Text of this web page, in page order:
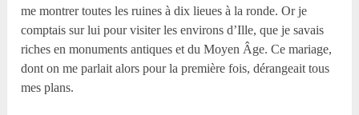
me montrer toutes les ruines à dix lieues à la ronde. Or je
comptais sur lui pour visiter les environs d’Ille, que je savais
riches en monuments antiques et du Moyen Âge. Ce mariage,
dont on me parlait alors pour la première fois, dérangeait tous
mes plans.